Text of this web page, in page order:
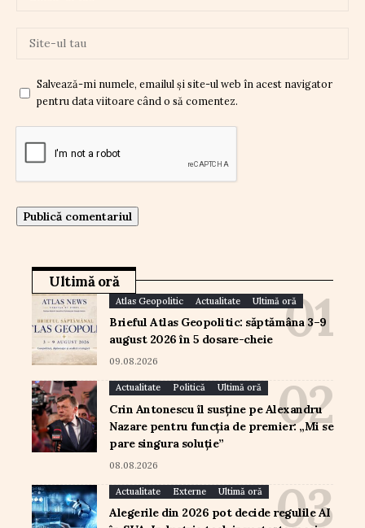
Salvează-mi numele, emailul și site-ul web în acest navigator
pentru data viitoare când o să comentez.
Ultimă oră
Atlas Geopolitic Actualitate Ultimă oră
Brieful Atlas Geopolitic: săptămâna 3–9
august 2026 în 5 dosare-cheie
09.08.2026
Actualitate Politică Ultimă oră
Crin Antonescu îl susține pe Alexandru
Nazare pentru funcția de premier: „Mi se
pare singura soluție”
08.08.2026
Actualitate Externe Ultimă oră
Alegerile din 2026 pot decide regulile AI